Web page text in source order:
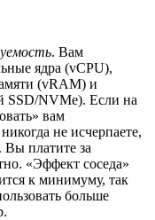
. Вам
ядра (vCPU),
(vRAM) и
SSD/NVMe). Если на
вам
не исчерпаете,
Вы платите за
«Эффект соседа»
к минимуму, так
больше